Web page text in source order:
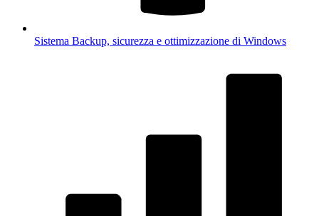
Sistema Backup, sicurezza e ottimizzazione di Windows